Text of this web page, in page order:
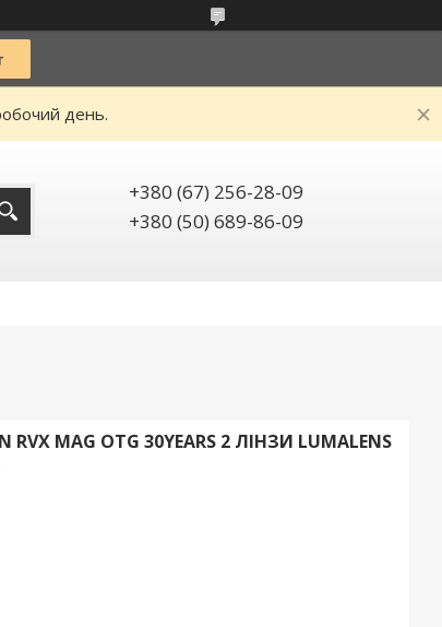
день.
+380 (67) 256-28-09
+380 (50) 689-86-09
MAG OTG 30YEARS 2 ЛІНЗИ LUMALENS